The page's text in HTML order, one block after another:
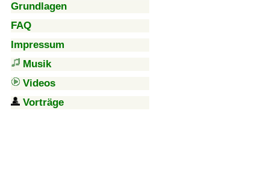
Grundlagen
FAQ
Impressum
Musik
Videos
Vorträge